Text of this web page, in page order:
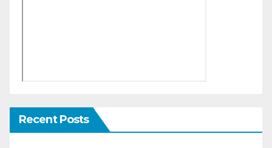
Recent Posts